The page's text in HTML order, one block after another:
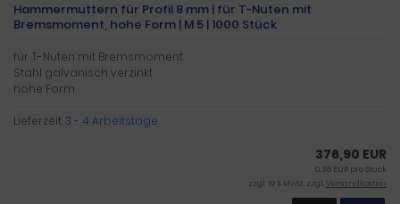
Hammermuttern für Profil 8 mm | für T-Nuten mit
Bremsmoment, hohe Form | M 5 | 1000 Stück
für T-Nuten mit Bremsmoment
Stahl galvanisch verzinkt
hohe Form
Lieferzeit:3 - 4 Arbeitstage
376,90 EUR
0,38 EUR pro Stück
zzgl. 19 % MwSt. zzgl.Versandkosten